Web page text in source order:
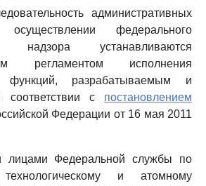
административных
федерального
надзора устанавливаются
регламентом исполнения
функций, разрабатываемым и
с постановлением
Федерации от 16 мая 2011
лицами Федеральной службы по
технологическому и атомному